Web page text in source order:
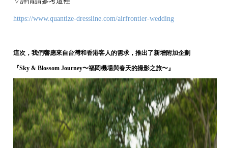
https://www.quantize-dressline.com/airfrontier-wedding
這次，我們響應來自台灣和香港客人的需求，推出了新增附加企劃
『Sky & Blossom Journey〜福岡機場與春天的撮影之旅〜』